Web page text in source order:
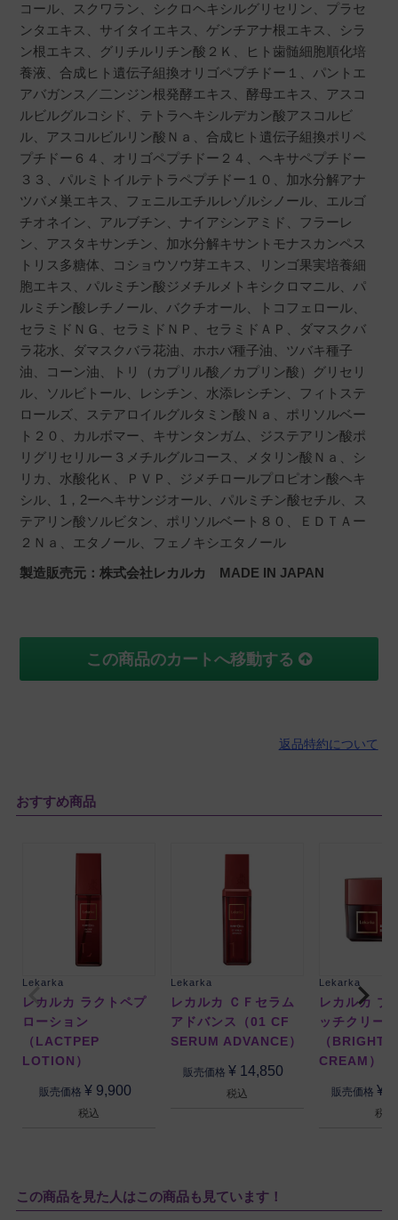
コール、スクワラン、シクロヘキシルグリセリン、プラセ
ンタエキス、サイタイエキス、ゲンチアナ根エキス、シラ
ン根エキス、グリチルリチン酸２Ｋ、ヒト歯髄細胞順化培
養液、合成ヒト遺伝子組換オリゴペプチドー１、パントエ
アバガンス／二ンジン根発酵エキス、酵母エキス、アスコ
ルビルグルコシド、テトラヘキシルデカン酸アスコルビ
ル、アスコルビルリン酸Ｎａ、合成ヒト遺伝子組換ポリペ
プチドー６４、オリゴペプチドー２４、ヘキサペプチドー
３３、パルミトイルテトラペプチドー１０、加水分解アナ
ツバメ巣エキス、フェニルエチルレゾルシノール、エルゴ
チオネイン、アルブチン、ナイアシンアミド、フラーレ
ン、アスタキサンチン、加水分解キサントモナスカンペス
トリス多糖体、コショウソウ芽エキス、リンゴ果実培養細
胞エキス、パルミチン酸ジメチルメトキシクロマニル、パ
ルミチン酸レチノール、バクチオール、トコフェロール、
セラミドＮＧ、セラミドＮＰ、セラミドＡＰ、ダマスクバ
ラ花水、ダマスクバラ花油、ホホバ種子油、ツバキ種子
油、コーン油、トリ（カプリル酸／カプリン酸）グリセリ
ル、ソルビトール、レシチン、水添レシチン、フィトステ
ロールズ、ステアロイルグルタミン酸Ｎａ、ポリソルベー
ト２０、カルボマー、キサンタンガム、ジステアリン酸ポ
リグリセリルー３メチルグルコース、メタリン酸Ｎａ、シ
リカ、水酸化Ｋ、ＰＶＰ、ジメチロールプロピオン酸ヘキ
シル、1，2ーヘキサンジオール、パルミチン酸セチル、ス
テアリン酸ソルビタン、ポリソルベート８０、ＥＤＴＡー
２Ｎａ、エタノール、フェノキシエタノール
製造販売元：株式会社レカルカ MADE IN JAPAN
この商品のカートへ移動する
返品特約について
おすすめ商品
Lekarka
レカルカ ラクトペプ
ローション
（LACTPEP
LOTION）
販売価格 ¥ 9,900
税込
Lekarka
レカルカ ＣＦセラム
アドバンス（01 CF
SERUM ADVANCE）
販売価格 ¥ 14,850
税込
Lekarka
レカルカ ブ
ッチクリー
（BRIGHT
CREAM）
販売価格 ¥
税込
この商品を見た人はこの商品も見ています！